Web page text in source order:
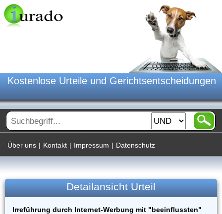
Kostenlose Urteile und Gerichtsentscheidungen
Über uns | Kontakt | Impressum | Datenschutz
Detailansicht Urteil
Irreführung durch Internet-Werbung mit "beeinflussten"